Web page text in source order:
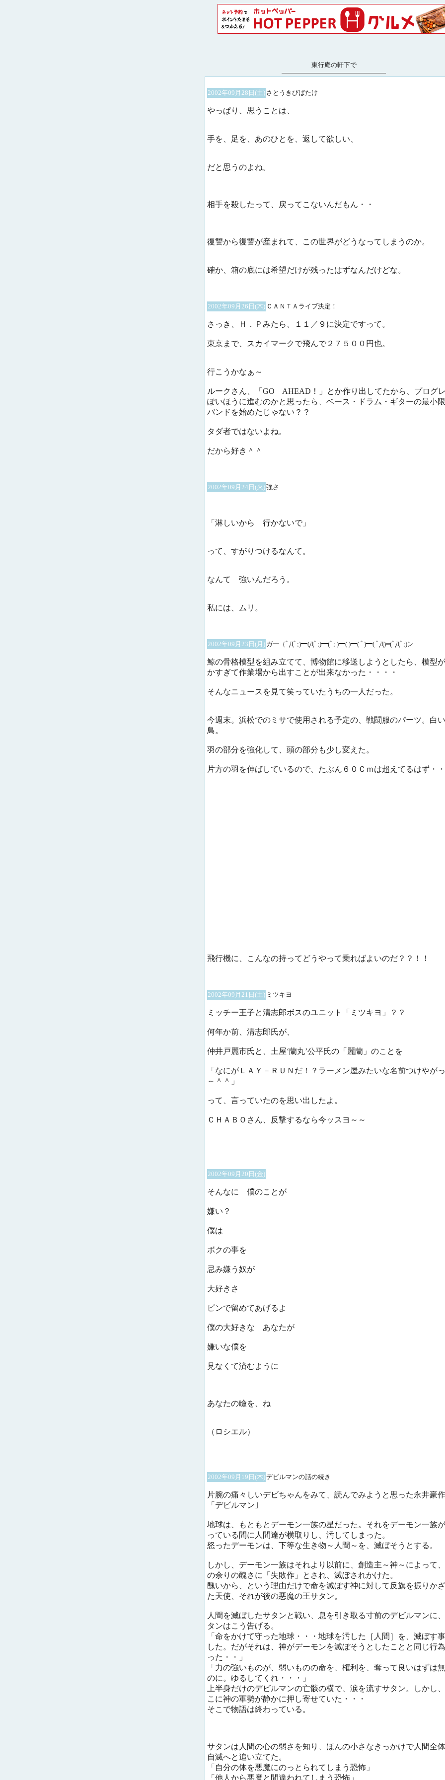
東行庵の軒下で
2002年09月28日(土) さとうきびばたけ
やっぱり、思うことは、
手を、足を、あのひとを、返して欲しい、
だと思うのよね。
相手を殺したって、戻ってこないんだもん・・
復讐から復讐が産まれて、この世界がどうなってしまうのか。
確か、箱の底には希望だけが残ったはずなんだけどな。
2002年09月26日(木) ＣＡＮＴＡライブ決定！
さっき、Ｈ．Ｐみたら、１１／９に決定ですって。
東京まで、スカイマークで飛んで２７５００円也。
行こうかなぁ～
ルークさん、「GO AHEAD！」とか作り出してたから、プログ
ぽいほうに進むのかと思ったら、ベース・ドラム・ギターの最小
バンドを始めたじゃない？？
タダ者ではないよね。
だから好き＾＾
2002年09月24日(火)強さ
「淋しいから 行かないで」
って、すがりつけるなんて。
なんて 強いんだろう。
私には、ムリ。
2002年09月23日(月) ガ━（ﾟДﾟ;)━(Дﾟ;)━(ﾟ; )━( )━( ﾟ)━( ﾟД)━(ﾟДﾟ;)ン
鯨の骨格模型を組み立てて、博物館に移送しようとしたら、模型
かすぎて作業場から出すことが出来なかった・・・・
そんなニュースを見て笑っていたうちの一人だった。
今週末。浜松でのミサで使用される予定の、戦闘服のパーツ。白い
鳥。
羽の部分を強化して、頭の部分も少し変えた。
片方の羽を伸ばしているので、たぶん６０Ｃｍは超えてるはず・
飛行機に、こんなの持ってどうやって乗ればよいのだ？？！！
2002年09月21日(土) ミツキヨ
ミッチー王子と清志郎ボスのユニット「ミツキヨ」？？
何年か前、清志郎氏が、
仲井戸麗市氏と、土屋‘蘭丸’公平氏の「麗蘭」のことを
「なにがＬＡＹ－ＲＵＮだ！？ラーメン屋みたいな名前つけやが
～＾＾」
って、言っていたのを思い出したよ。
ＣＨＡＢＯさん、反撃するなら今ッスヨ～～
2002年09月20日(金)
そんなに 僕のことが
嫌い？
僕は
ボクの事を
忌み嫌う奴が
大好きさ
ピンで留めてあげるよ
僕の大好きな あなたが
嫌いな僕を
見なくて済むように
あなたの瞼を、ね
（ロシエル）
2002年09月19日(木)デビルマンの話の続き
片腕の痛々しいデビちゃんをみて、読んでみようと思った永井豪
「デビルマン｣
地球は、もともとデーモン一族の星だった。それをデーモン一族
っている間に人間達が横取りし、汚してしまった。
怒ったデーモンは、下等な生き物～人間～を、滅ぼそうとする。
しかし、デーモン一族はそれより以前に、創造主～神～によって
の余りの醜さに「失敗作」とされ、滅ぼされかけた。
醜いから、という理由だけで命を滅ぼす神に対して反旗を振りか
た天使、それが後の悪魔の王サタン。
人間を滅ぼしたサタンと戦い、息を引き取る寸前のデビルマンに
タンはこう告げる。
「命をかけて守った地球・・・地球を汚した［人間］を、滅ぼす
した。だがそれは、神がデーモンを滅ぼそうとしたことと同じ行
った・・」
「力の強いものが、弱いものの命を、権利を、奪って良いはずは
のに。ゆるしてくれ・・・」
上半身だけのデビルマンの亡骸の横で、涙を流すサタン。しかし
こに神の軍勢が静かに押し寄せていた・・・
そこで物語は終わっている。
サタンは人間の心の弱さを知り、ほんの小さなきっかけで人間全
自滅へと追い立てた。
「自分の体を悪魔にのっとられてしまう恐怖」
「他人から悪魔と間違われてしまう恐怖」